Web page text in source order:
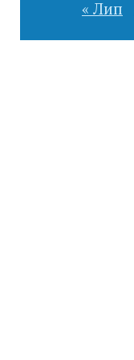
« Лип